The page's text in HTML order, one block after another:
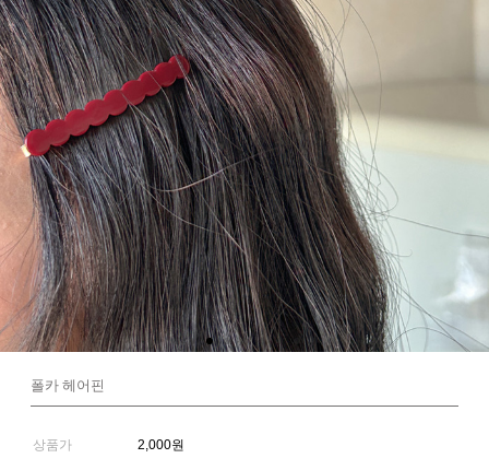
폴카 헤어핀
상품가 2,000원